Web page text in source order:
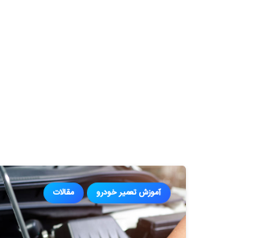
آموزش تعمیر خودرو مقالات